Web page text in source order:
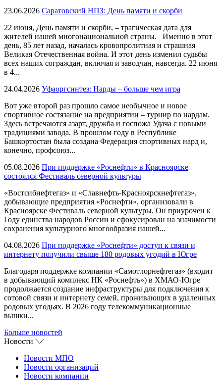
23.06.2026 Саратовский НПЗ: День памяти и скорби
22 июня, День памяти и скорби, – трагическая дата для
жителей нашей многонациональной страны. Именно в этот
день, 85 лет назад, началась кровопролитная и страшная
Великая Отечественная война. И этот день изменил судьбы
всех наших сограждан, включая и заводчан, навсегда. 22 июня
в 4...
24.04.2026 Уфаоргсинтез: Нарды – больше чем игра
Вот уже второй раз прошло самое необычное и новое
спортивное состязание на предприятии – турнир по нардам.
Здесь встречаются азарт, дружба и госпожа Удача с новыми
традициями завода. В прошлом году в Республике
Башкортостан была создана Федерация спортивных нард и,
конечно, профсоюз...
05.08.2026 При поддержке «Роснефти» в Красноярске
состоялся Фестиваль северной культуры
«Востсибнефтегаз» и «Славнефть-Красноярскнефтегаз»,
добывающие предприятия «Роснефти», организовали в
Красноярске Фестиваль северной культуры. Он приурочен к
Году единства народов России и сфокусирован на значимости
сохранения культурного многообразия нашей...
04.08.2026 При поддержке «Роснефти» доступ к связи и
интернету получили свыше 180 родовых угодий в Югре
Благодаря поддержке компании «Самотлорнефтегаз» (входит
в добывающий комплекс НК «Роснефть») в ХМАО-Югре
продолжается создание инфраструктуры для подключения к
сотовой связи и интернету семей, проживающих в удаленных
родовых угодьях. В 2026 году телекоммуникационные
вышки...
Больше новостей
Новости
Новости МПО
Новости организаций
Новости компании